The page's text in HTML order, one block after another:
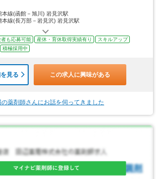
本線(函館－旭川) 岩見沢駅
本線(長万部－岩見沢) 岩見沢駅
者も応募可能 産休・育休取得実績有り
スキルアップ
積極採用中
見る この求人に興味がある
の薬剤師さんにお話を伺ってきました